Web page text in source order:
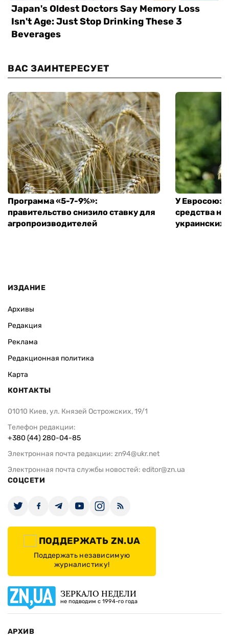
ВАС ЗАИНТЕРЕСУЕТ
Программа «5-7-9%»:
правительство снизило ставку для
агропроизводителей
У
средства
ИЗДАНИЕ
Архивы
Редакция
Реклама
Редакционная политика
Карта
КОНТАКТЫ
01010 Киев, ул. Князей Острожских, 19/1
Телефон редакции:
+380 (44) 280-04-85
Электронная почта редакции: zn94@ukr.net
Электронная почта службы новостей: editor@zn.ua
СОЦСЕТИ
ПОДДЕРЖАТЬ ZN.UA
Поддержать независимую
журналистику!
ЗЕРКАЛО НЕДЕЛИ
не подводим с 1994-го года
АРХИВ